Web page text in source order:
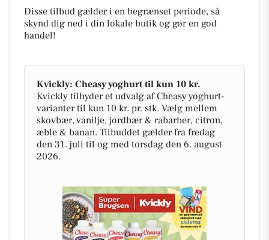
Disse tilbud gælder i en begrænset periode, så
skynd dig ned i din lokale butik og gør en god
handel!
Kvickly: Cheasy yoghurt til kun 10 kr.
Kvickly tilbyder et udvalg af Cheasy yoghurt-
varianter til kun 10 kr. pr. stk. Vælg mellem
skovbær, vanilje, jordbær & rabarber, citron,
æble & banan. Tilbuddet gælder fra fredag
den 31. juli til og med torsdag den 6. august
2026.